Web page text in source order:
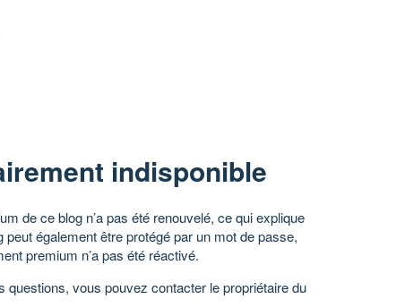
indisponible
de ce blog n’a pas été renouvelé, ce qui explique
également être protégé par un mot de passe,
premium n’a pas été réactivé.
questions, vous pouvez contacter le propriétaire du